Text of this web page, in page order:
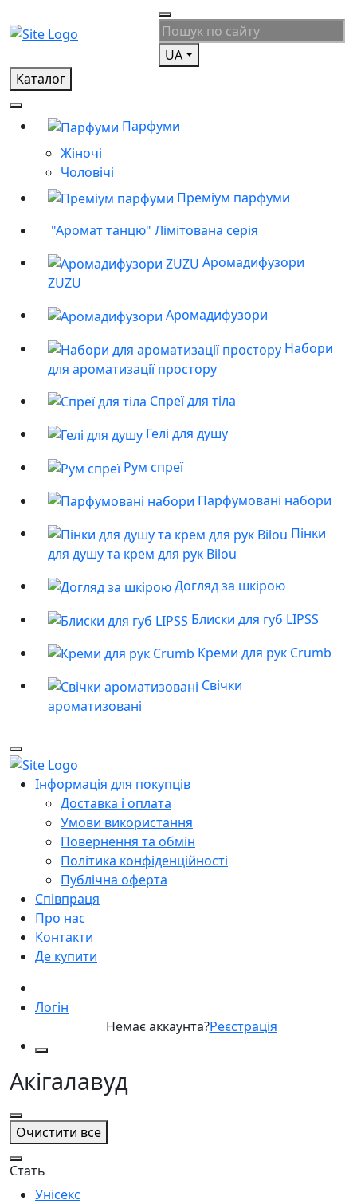
UA
Каталог
Парфуми
Жіночі
Чоловічі
Преміум парфуми
"Аромат танцю" Лімітована серія
Аромадифузори
ZUZU
Аромадифузори
Набори
для ароматизації простору
Спреї для тіла
Гелі для душу
Рум спреї
Парфумовані набори
Пінки
для душу та крем для рук Bilou
Догляд за шкірою
Блиски для губ LIPSS
Креми для рук Crumb
Свічки
ароматизовані
Інформація для покупців
Доставка і оплата
Умови використання
Повернення та обмін
Політика конфіденційності
Публічна оферта
Співпраця
Про нас
Контакти
Де купити
Логін
Немає аккаунта?Реєстрація
Акігалавуд
Очистити все
Стать
Унісекс